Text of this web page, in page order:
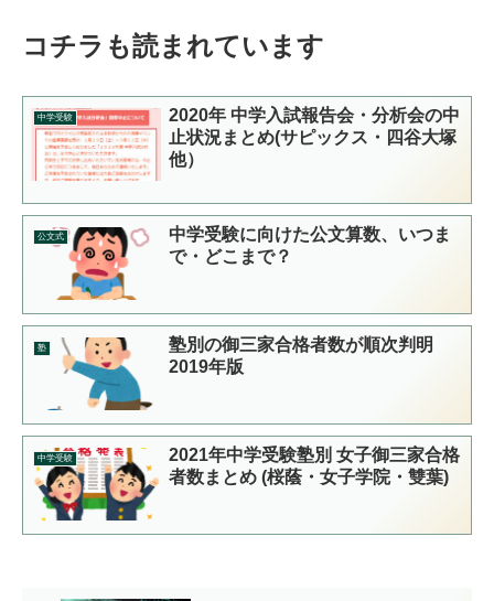
コチラも読まれています
中学受験
2020年 中学入試報告会・分析会の中
止状況まとめ(サピックス・四谷大塚
他）
公文式
中学受験に向けた公文算数、いつま
で・どこまで？
塾
塾別の御三家合格者数が順次判明
2019年版
中学受験
2021年中学受験塾別 女子御三家合格
者数まとめ (桜蔭・女子学院・雙葉)